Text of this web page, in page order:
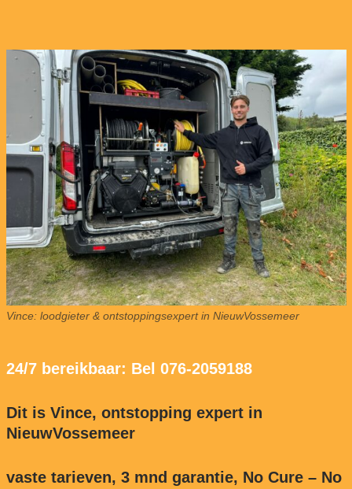
Vince: loodgieter & ontstoppingsexpert in NieuwVossemeer
24/7 bereikbaar: Bel 076-2059188
Dit is Vince, ontstopping expert in
NieuwVossemeer
vaste tarieven, 3 mnd garantie, No Cure – No